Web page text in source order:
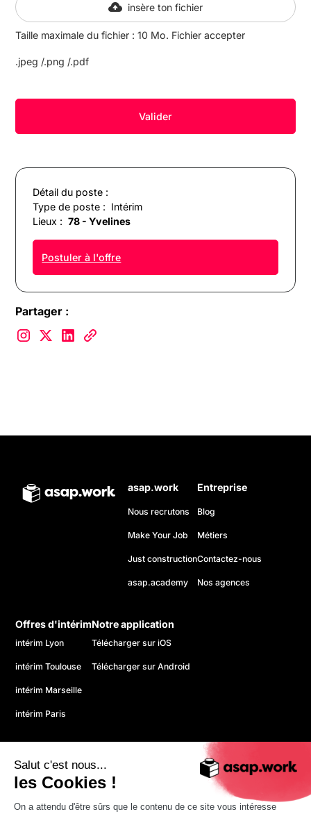
Salut c'est nous...
les Cookies !
On a attendu d'être sûrs que le contenu de ce site vous intéresse
Détail du poste :
Type de poste : Intérim
Lieux : 78 - Yvelines
Postuler à l'offre
Partager :
insère ton fichier
Taille maximale du fichier : 10 Mo. Fichier accepter
.jpeg /.png /.pdf
asap.work
Nous recrutons
Make Your Job
Just construction
asap.academy
Entreprise
Blog
Métiers
Contactez-nous
Nos agences
Offres d'intérim
intérim Lyon
intérim Toulouse
intérim Marseille
intérim Paris
Notre application
Télécharger sur iOS
Télécharger sur Android